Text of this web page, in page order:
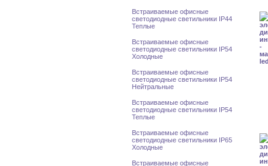
Встраиваемые офисные
светодиодные светильники IP44
Теплые
Встраиваемые офисные
светодиодные светильники IP54
Холодные
Встраиваемые офисные
светодиодные светильники IP54
Нейтральные
Встраиваемые офисные
светодиодные светильники IP54
Теплые
Встраиваемые офисные
светодиодные светильники IP65
Холодные
Встраиваемые офисные